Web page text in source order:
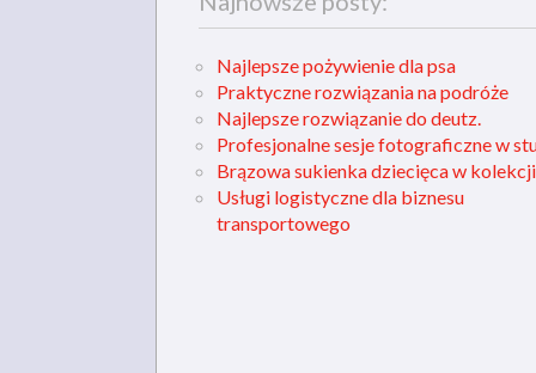
Najlepsze pożywienie dla psa
Praktyczne rozwiązania na podróże
Najlepsze rozwiązanie do deutz.
Profesjonalne sesje fotograficzne w
Brązowa sukienka dziecięca w
Usługi logistyczne dla biznesu
transportowego